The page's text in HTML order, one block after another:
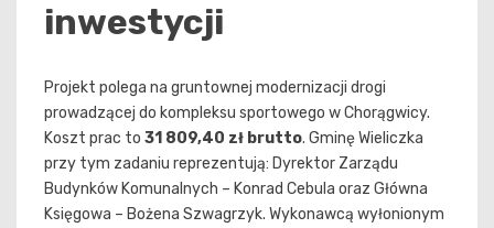
inwestycji
Projekt polega na gruntownej modernizacji drogi
prowadzącej do kompleksu sportowego w Chorągwicy.
Koszt prac to 31 809,40 zł brutto. Gminę Wieliczka
przy tym zadaniu reprezentują: Dyrektor Zarządu
Budynków Komunalnych – Konrad Cebula oraz Główna
Księgowa – Bożena Szwagrzyk. Wykonawcą wyłonionym